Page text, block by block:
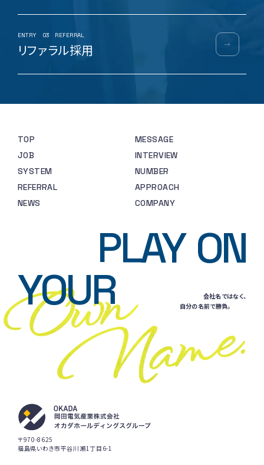
ENTRY 03 REFERRAL
リファラル採用
TOP
MESSAGE
JOB
INTERVIEW
SYSTEM
NUMBER
REFERRAL
APPROACH
NEWS
COMPANY
PLAY ON
YOUR
会社名ではなく、
自分の名前で勝負。
〒970-8625
福島県いわき市平谷川瀬1丁目6-1